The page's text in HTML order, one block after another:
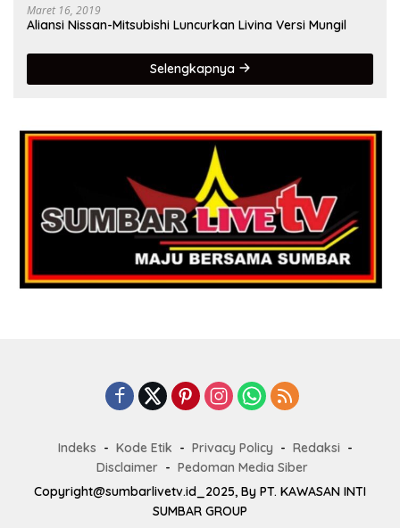
Maret 16, 2019
Aliansi Nissan-Mitsubishi Luncurkan Livina Versi Mungil
Selengkapnya
Indeks Kode Etik Privacy Policy
Redaksi
Disclaimer
Pedoman Media Siber
Copyright@sumbarlivetv.id_2025, By PT. KAWASAN INTI
SUMBAR GROUP